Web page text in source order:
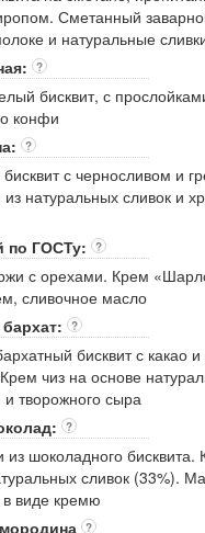
Сметанный
и натуральные
?
бисквит, с
конфи
?
с черносливом и
натуральных сливок и
по ГОСТу:
?
с орехами. Крем
сливочное масло
?
бисквит с какао
чиз на основе
и творожного сыра
?
из шоколадного бисквита.
сливок (33%).
в виде кремю
?